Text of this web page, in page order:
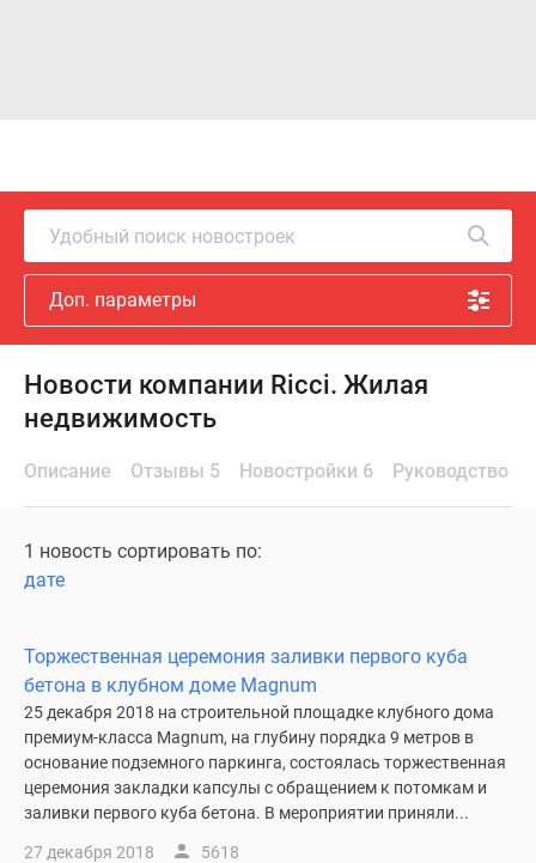
Удобный поиск новостроек
Доп. параметры
Новости компании Ricci. Жилая
недвижимость
Описание Отзывы 5 Новостройки 6 Руководство и
1 новость сортировать по:
дате
Торжественная церемония заливки первого куба
бетона в клубном доме Magnum
25 декабря 2018 на строительной площадке клубного дома
премиум-класса Magnum, на глубину порядка 9 метров в
основание подземного паркинга, состоялась торжественная
церемония закладки капсулы с обращением к потомкам и
заливки первого куба бетона. В мероприятии приняли...
27 декабря 2018 5618